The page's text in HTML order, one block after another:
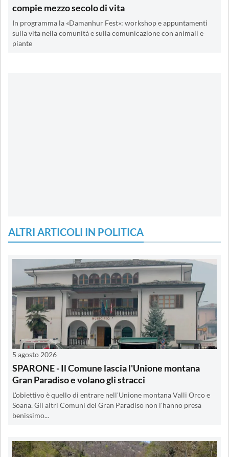
compie mezzo secolo di vita
In programma la «Damanhur Fest»: workshop e appuntamenti
sulla vita nella comunità e sulla comunicazione con animali e
piante
ALTRI ARTICOLI IN POLITICA
5 agosto 2026
SPARONE - Il Comune lascia l'Unione montana
Gran Paradiso e volano gli stracci
L'obiettivo è quello di entrare nell'Unione montana Valli Orco e
Soana. Gli altri Comuni del Gran Paradiso non l'hanno presa
benissimo...